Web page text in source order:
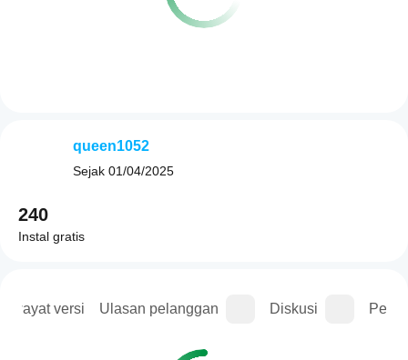
versi Ulasan pelanggan Diskusi
queen1052
Sejak 01/04/2025
240
Instal gratis